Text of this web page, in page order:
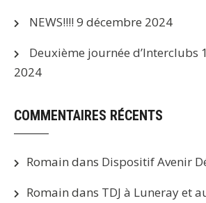
NEWS!!!! 9 décembre 2024
Deuxième journée d’Interclubs
2024
COMMENTAIRES RÉCENTS
Romain dans Dispositif Avenir
Romain dans TDJ à Luneray et